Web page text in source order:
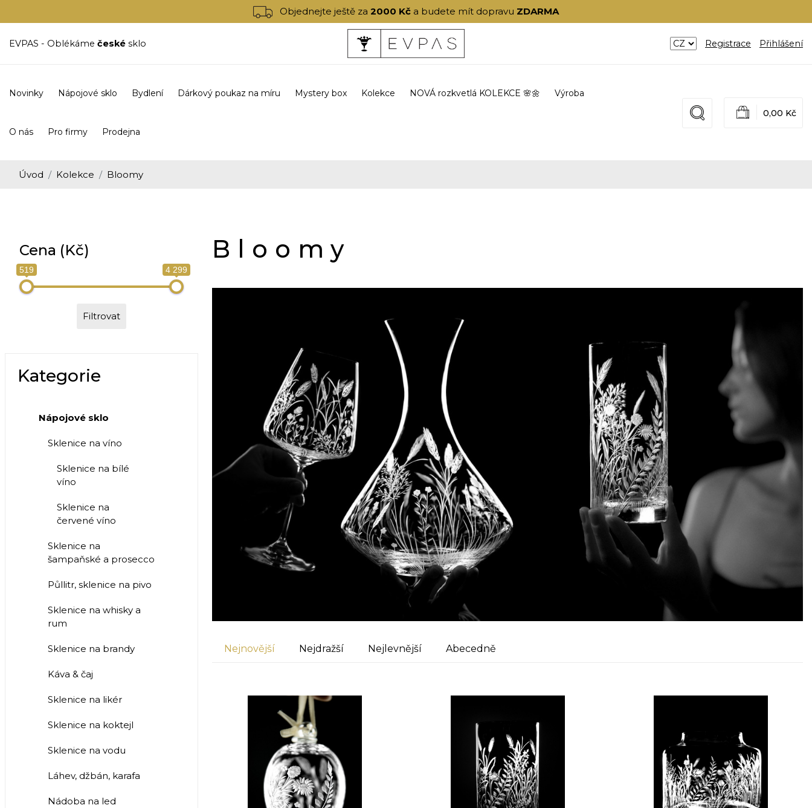
Objednejte ještě za2000 Kč a budete mít dopravu ZDARMA
EVPAS - Oblékáme české sklo Registrace Přihlášení
Novinky Nápojové sklo Bydlení Dárkový poukaz na míru Mystery box Kolekce NOVÁ rozkvetlá KOLEKCE 🌸🌼 Výroba
O nás Pro firmy Prodejna
0,00 Kč
Úvod Kolekce Bloomy
Bloomy
Nejnovější Nejdražší Nejlevnější Abecedně
Cena (Kč)
519 4 299
Filtrovat
Kategorie
Nápojové sklo
Sklenice na víno
Sklenice na bílé
víno
Sklenice na
červené víno
Sklenice na
šampaňské a prosecco
Půllitr, sklenice na pivo
Sklenice na whisky a
rum
Sklenice na brandy
Káva & čaj
Sklenice na likér
Sklenice na koktejl
Sklenice na vodu
Láhev, džbán, karafa
Nádoba na led